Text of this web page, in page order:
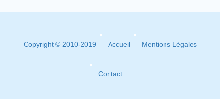
Copyright © 2010-2019 Accueil Mentions Légales
Contact